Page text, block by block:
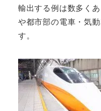
輸出する例は数多く
や都市部の電車・気
す。